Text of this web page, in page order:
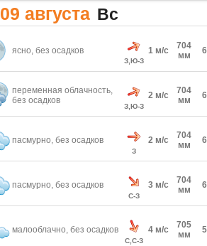
09 августа Вс
ясно, без осадков
З,Ю-З
1 м/с
704
мм
переменная облачность,
без осадков
З,Ю-З
2 м/с
704
мм
пасмурно, без осадков
З
2 м/с
704
мм
пасмурно, без осадков
С-З
3 м/с
704
мм
малооблачно, без осадков
С,С-З
4 м/с
705
мм